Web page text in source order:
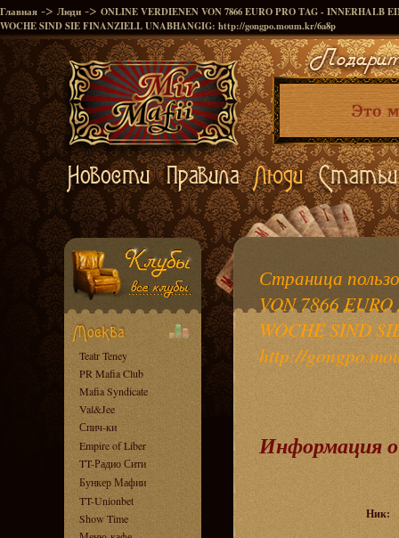
Главная -> Люди -> ONLINE VERDIENEN VON 7866 EURO PRO TAG - INNERHALB
WOCHE SIND SIE FINANZIELL UNABHANGIG: http://gongpo.moum.kr/6a8p
Teatr Teney
PR Mafia Club
Mafia Syndicate
Val&Jee
Спич-ки
Empire of Liber
TT-Радио Сити
Бункер Мафии
TT-Unionbet
Show Time
Страница
VON 7866
WOCHE SIND
http://
Информация о
Ник: